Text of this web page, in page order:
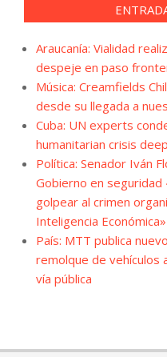
Araucanía: Vialidad
despeje en paso
Música: Creamfields
desde su llegada a
Cuba: UN experts
humanitarian crisis
Política: Senador Iván
Gobierno en seguridad
golpear al crimen
Inteligencia Económica»
País: MTT publica
remolque de vehículos
vía pública